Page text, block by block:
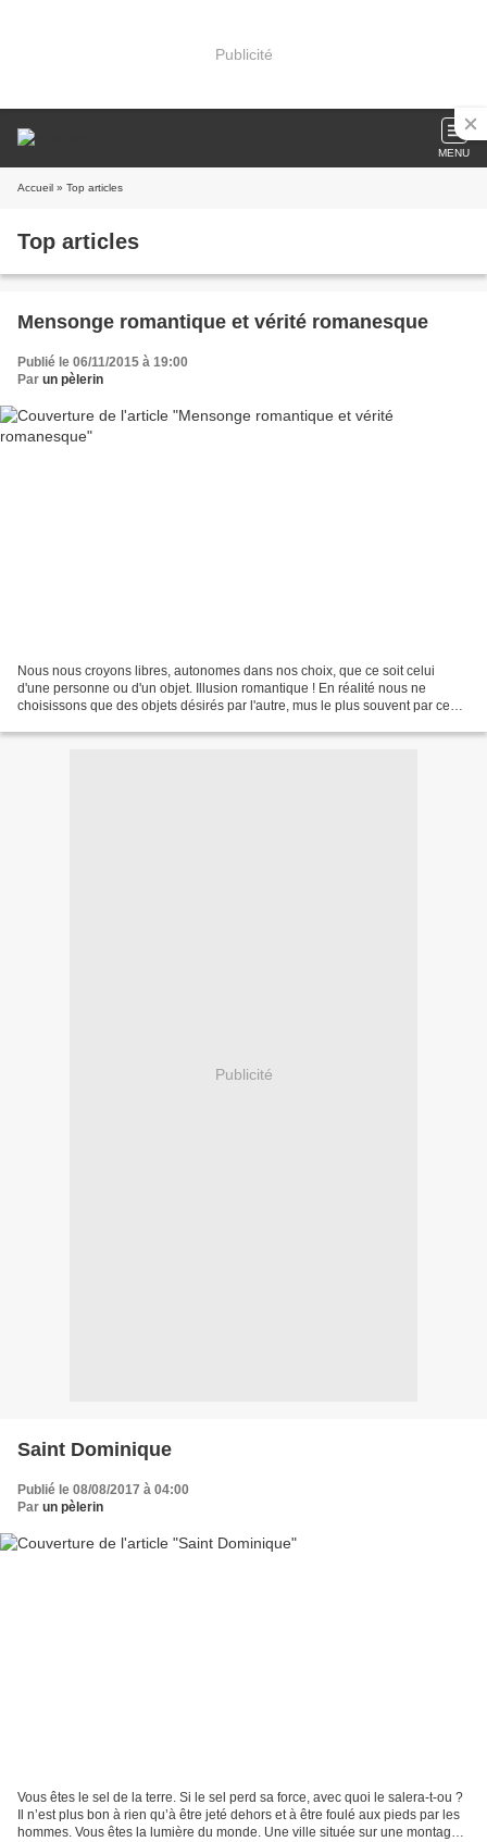
Publicité
MENU
Accueil » Top articles
Top articles
Mensonge romantique et vérité romanesque
Publié le 06/11/2015 à 19:00
Par un pèlerin
Nous nous croyons libres, autonomes dans nos choix, que ce soit celui
d'une personne ou d'un objet. Illusion romantique ! En réalité nous ne
choisissons que des objets désirés par l'autre, mus le plus souvent par ce
Publicité
Saint Dominique
Publié le 08/08/2017 à 04:00
Par un pèlerin
Vous êtes le sel de la terre. Si le sel perd sa force, avec quoi le salera-t-ou ?
Il n’est plus bon à rien qu’à être jeté dehors et à être foulé aux pieds par les
hommes. Vous êtes la lumière du monde. Une ville située sur une montagne